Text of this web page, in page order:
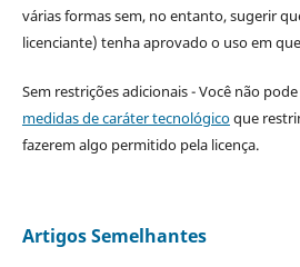
várias formas sem, no entanto, sugerir
licenciante) tenha aprovado o uso em
Sem restrições adicionais - Você não
medidas de caráter tecnológicoque
fazerem algo permitido pela licença.
Artigos Semelhantes